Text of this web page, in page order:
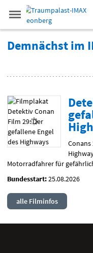
Springe
direkt
zum
Inhalt
zum
Menü
Navigation
und
Menü
Gehe
zur
Startseite:
Demnächst
Demnächst im
unserem
Filmarchiv
Motorradfahrer für
Bundesstart:25.08.2026
alle Filminfos